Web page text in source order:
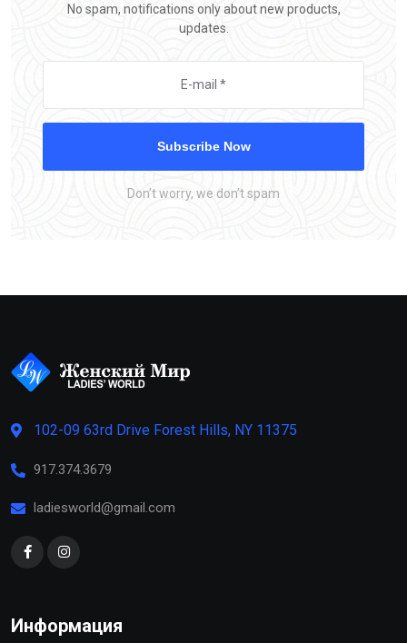
No spam, notifications only about new products,
updates.
Subscribe Now
Don’t worry, we don’t spam
102-09 63rd Drive Forest Hills, NY 11375
917.374.3679
ladiesworld@gmail.com
Информация